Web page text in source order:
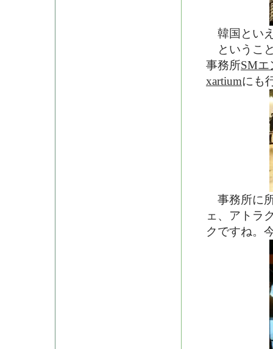
韓国とい
というこ
事務所SMエ
xartiumにも
事務所に
ェ、アトラ
クですね。